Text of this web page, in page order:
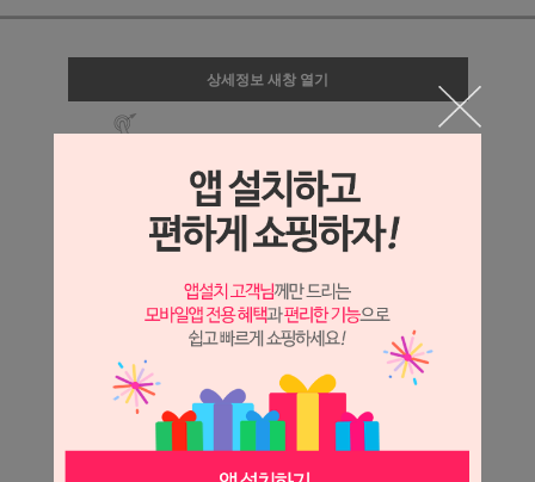
상세정보 새창 열기